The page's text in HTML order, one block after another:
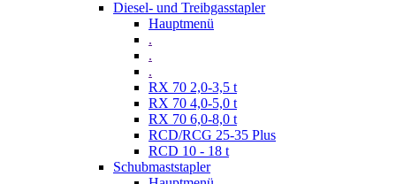
Diesel- und Treibgasstapler
Hauptmenü
.
.
.
RX 70 2,0-3,5 t
RX 70 4,0-5,0 t
RX 70 6,0-8,0 t
RCD/RCG 25-35 Plus
RCD 10 - 18 t
Schubmaststapler